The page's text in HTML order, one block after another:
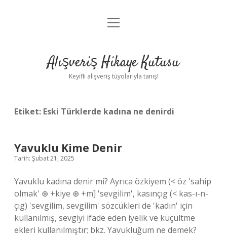
Anasayfa
Yasal Uyarı
menüyü
Alışveriş Hikaye Kutusu
Keyifli alışveriş tüyolarıyla tanış!
Etiket: Eski Türklerde kadına ne denirdi
Yavuklu Kime Denir
Tarih: Şubat 21, 2025
Yavuklu kadına denir mi? Ayrıca özkiyem (< öz 'sahip
olmak' ⊕ +kiye ⊕ +m] 'sevgilim', kasınçıg (< kas-ı-n-
çıg) 'sevgilim, sevgilim' sözcükleri de 'kadın' için
kullanılmış, sevgiyi ifade eden iyelik ve küçültme
ekleri kullanılmıştır; bkz. Yavukluğum ne demek?